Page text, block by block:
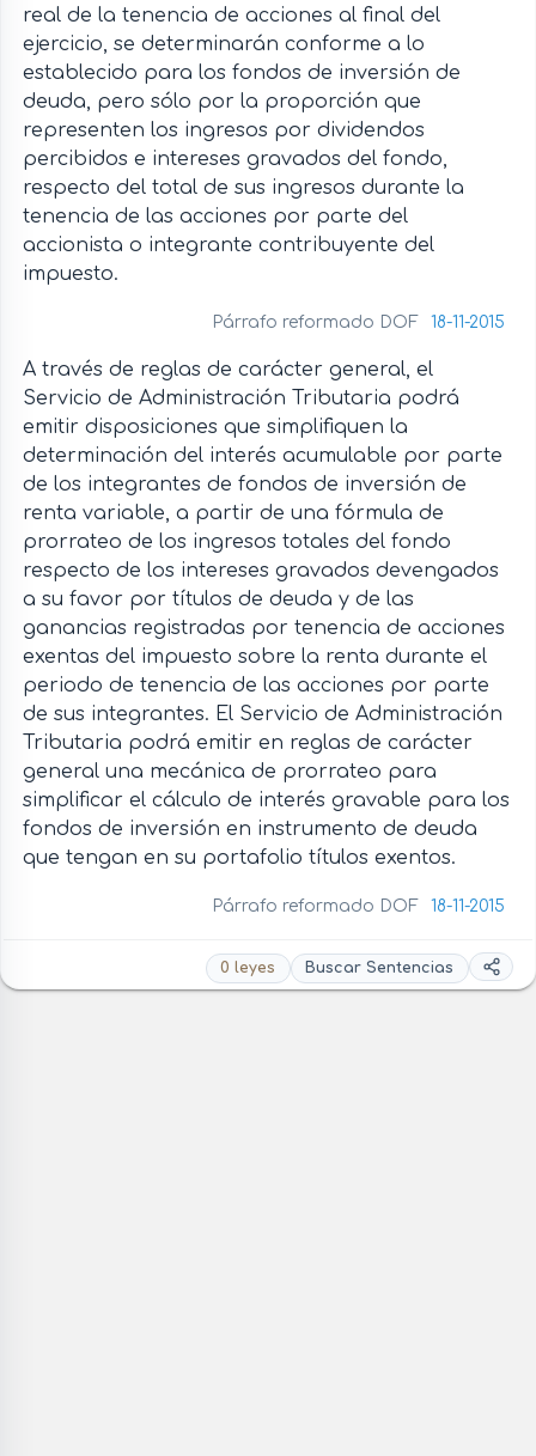
real de la tenencia de acciones al final del
ejercicio, se determinarán conforme a lo
establecido para los fondos de inversión de
deuda, pero sólo por la proporción que
representen los ingresos por dividendos
percibidos e intereses gravados del fondo,
respecto del total de sus ingresos durante la
tenencia de las acciones por parte del
accionista o integrante contribuyente del
impuesto.
Párrafo reformado DOF 18-11-2015
A través de reglas de carácter general, el
Servicio de Administración Tributaria podrá
emitir disposiciones que simplifiquen la
determinación del interés acumulable por parte
de los integrantes de fondos de inversión de
renta variable, a partir de una fórmula de
prorrateo de los ingresos totales del fondo
respecto de los intereses gravados devengados
a su favor por títulos de deuda y de las
ganancias registradas por tenencia de acciones
exentas del impuesto sobre la renta durante el
periodo de tenencia de las acciones por parte
de sus integrantes. El Servicio de Administración
Tributaria podrá emitir en reglas de carácter
general una mecánica de prorrateo para
simplificar el cálculo de interés gravable para los
fondos de inversión en instrumento de deuda
que tengan en su portafolio títulos exentos.
Párrafo reformado DOF 18-11-2015
0 leyes Buscar Sentencias